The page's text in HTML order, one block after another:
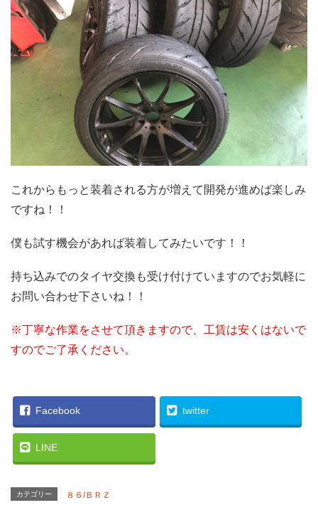
これからもっと装着される方が増えて開発が進めば楽しみ
ですね！！
僕も試す機会があれば装着してみたいです！！
持ち込みでのタイヤ交換も受け付けていますのでお気軽に
お問い合わせ下さいね！！
※丁寧な作業をさせて頂きますので、工賃は安くはないで
すのでご了承ください。
Facebook twitter
LINE
カテゴリー ８６/ＢＲＺ